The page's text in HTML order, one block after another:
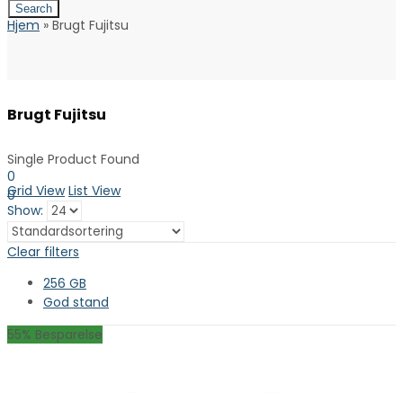
0
0
Kurv 0.00kr. inkl. moms
Search
Hjem » Brugt Fujitsu
Brugt Fujitsu
Single Product Found
Grid View List View
Show:
Clear filters
256 GB
God stand
55% Besparelse